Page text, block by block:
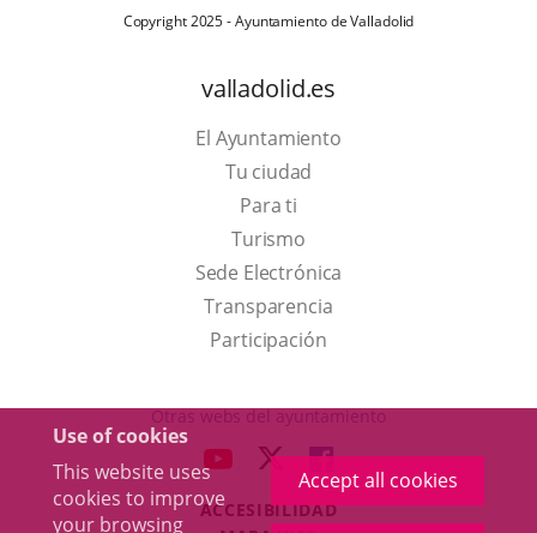
Use of cookies
This website uses
cookies to improve
your browsing
Accept all cookies
Copyright 2025 - Ayuntamiento de Valladolid
valladolid.es
El Ayuntamiento
Tu ciudad
Para ti
TurismoThis
link
will
open
a
up
window.
Sede Electrónica
Transparencia
Participación
Otras webs del ayuntamiento
LINK
EXTERNAL
LINK
TO
EXTERNAL
LINK
TO
EXTERNAL
ACCESIBILIDAD